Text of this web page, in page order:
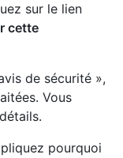
sur le lien
cette
de sécurité »,
Vous
pourquoi